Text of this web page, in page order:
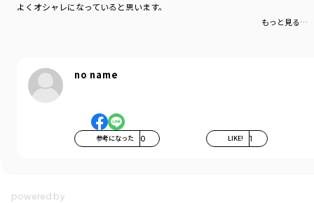
よくオシャレになっていると思います。
もっと見る…
no name
参考になった 0 LIKE! 1